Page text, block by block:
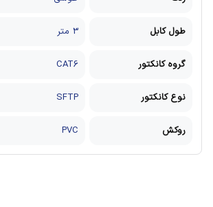
طول کابل 3 متر
گروه کانکتور CAT6
نوع کانکتور SFTP
روکش PVC